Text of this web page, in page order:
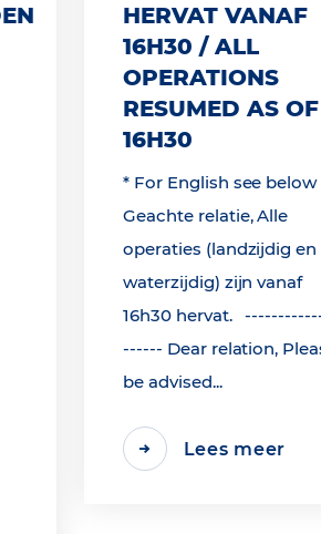
HERVAT VANAF
16H30 / ALL
OPERATIONS
RESUMED AS OF
16H30
* For English see below
Geachte relatie, Alle
operaties (landzijdig en
waterzijdig) zijn vanaf
16h30 hervat.
------ Dear relation,
be advised...
Lees meer